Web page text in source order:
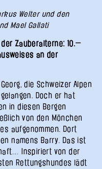
Welter und den
Mael Gallati
Zauberalterne: 10.—
an der
die Schweizer Alpen
Doch er hat
in diesen Bergen
von den Mönchen
aufgenommen. Dort
namens Barry. Das ist
Inspiriert von der
Rettungshundes lädt